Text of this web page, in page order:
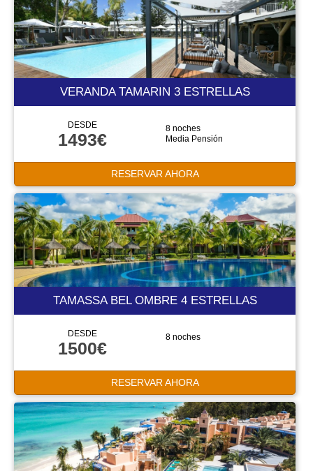
VERANDA TAMARIN 3 ESTRELLAS
DESDE
1493€
8 noches
Media Pensión
RESERVAR AHORA
TAMASSA BEL OMBRE 4 ESTRELLAS
DESDE
1500€
8 noches
RESERVAR AHORA